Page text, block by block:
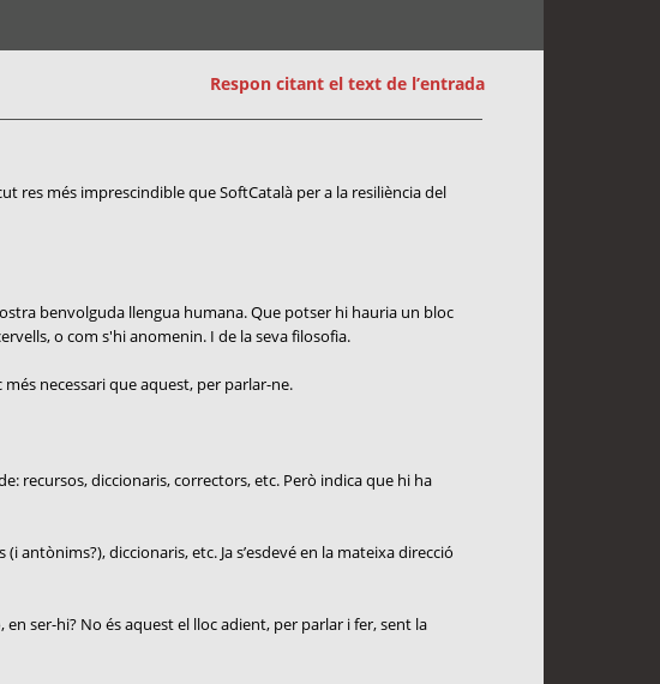
Respon citant el text de l’entrada
res més imprescindible que SoftCatalà per a la resiliència del
benvolguda llengua humana. Que potser hi hauria un bloc
o com s'hi anomenin. I de la seva filosofia.
necessari que aquest, per parlar-ne.
recursos, diccionaris, correctors, etc. Però indica que hi ha
diccionaris, etc. Ja s’esdevé en la mateixa direcció
ser-hi? No és aquest el lloc adient, per parlar i fer, sent la